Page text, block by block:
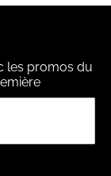
les promos du